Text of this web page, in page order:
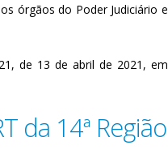
órgãos do Poder Judiciário e
de 13 de abril de 2021, em
da 14ª Região